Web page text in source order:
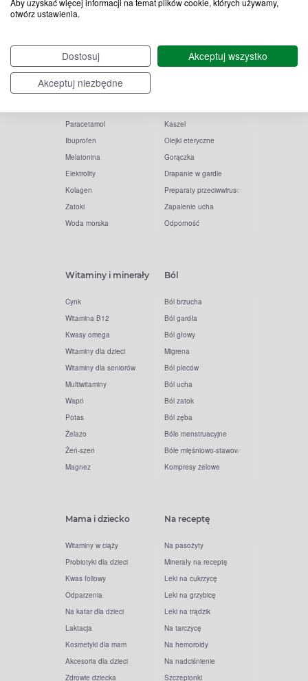
Aby uzyskać więcej informacji na temat plików cookie, których używamy,
otwórz ustawienia.
Dostosuj
Akceptuj wszystko
Akceptuj niezbędne
Witamina D
Witamina C
Krople do oczu
Paracetamol
Ibuprofen
Melatonina
Elektrolity
Kolagen
Zatoki
Woda morska
Termometry
Kaszel
Olejki eteryczne
Gorączka
Drapanie w gardle
Preparaty przeciwwirusowe
Zapalenie ucha
Odporność
Witaminy i minerały
Cynk
Witamina B12
Kwasy omega
Witaminy dla dzieci
Witaminy dla seniorów
Multiwitaminy
Wapń
Potas
Żelazo
Żeń-szeń
Magnez
Ból
Ból brzucha
Ból gardła
Ból głowy
Migrena
Ból pleców
Ból ucha
Ból zatok
Ból zęba
Bóle menstruacyjne
Bóle mięśniowo-stawowe
Kompresy żelowe
Mama i dziecko
Witaminy w ciąży
Probiotyki dla dzieci
Kwas foliowy
Odparzenia
Na katar dla dzieci
Laktacja
Kosmetyki dla mam
Akcesoria dla dzieci
Zdrowie dziecka
Na receptę
Na pasożyty
Minerały na receptę
Leki na cukrzycę
Leki na grzybicę
Leki na trądzik
Na tarczycę
Na hemoroidy
Na nadciśnienie
Szczepionki